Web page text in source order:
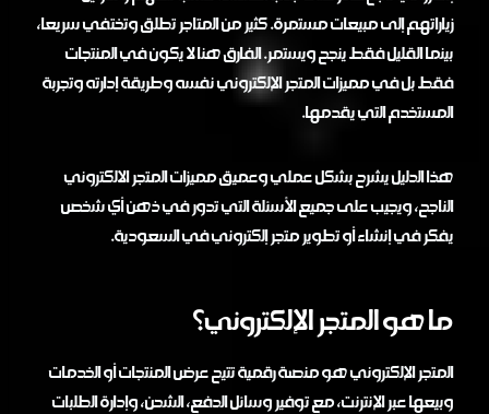
زياراتهم إلى مبيعات مستمرة. كثير من المتاجر تطلق وتختفي سريعا،
بينما القليل فقط ينجح ويستمر. الفارق هنا لا يكون في المنتجات
فقط بل في مميزات المتجر الإلكتروني نفسه وطريقة إدارته وتجربة
المستخدم التي يقدمها.
هذا الدليل يشرح بشكل عملي وعميق مميزات المتجر الالكتروني
الناجح، ويجيب على جميع الأسئلة التي تدور في ذهن أي شخص
يفكر في إنشاء أو تطوير متجر إلكتروني في السعودية.
ما هو المتجر الإلكتروني؟
المتجر الإلكتروني هو منصة رقمية تتيح عرض المنتجات أو الخدمات
وبيعها عبر الإنترنت، مع توفير وسائل الدفع، الشحن، وإدارة الطلبات